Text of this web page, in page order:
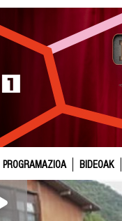
PROGRAMAZIOA BIDEOAK